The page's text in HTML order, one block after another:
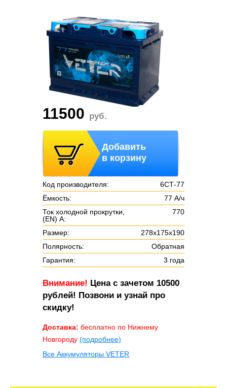
11500 руб.
Добавить
в корзину
Код производителя:
6СТ-77
Ёмкость:
77 А/ч
Ток холодной прокрутки,
(EN) А:
770
Размер:
278х175х190
Полярность:
Обратная
Гарантия:
3 года
Внимание! Цена с зачетом 10500
рублей! Позвони и узнай про
скидку!
Доставка: бесплатно по Нижнему
Новгороду (подробнее)
Все Аккумуляторы VETER